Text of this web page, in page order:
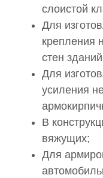
слоистой
Для
крепления
стен
Для
усиления
В
вяжущих;
Для